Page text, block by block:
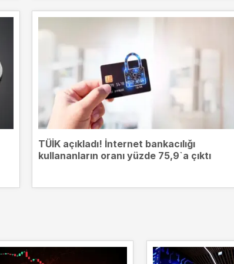
TÜİK açıkladı! İnternet bankacılığı
kullananların oranı yüzde 75,9`a çıktı